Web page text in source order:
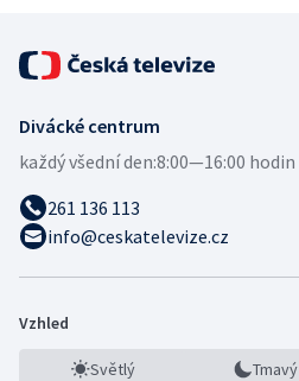
Divácké centrum
každý všední den:8:00—16:00 hodin
261 136 113
info@ceskatelevize.cz
Vzhled
Světlý Tmavý